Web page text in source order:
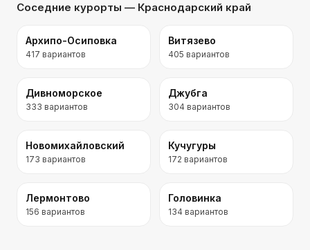
Соседние курорты — Краснодарский край
Архипо-Осиповка
417 вариантов
Витязево
405 вариантов
Дивноморское
333 вариантов
Джубга
304 вариантов
Новомихайловский
173 вариантов
Кучугуры
172 вариантов
Лермонтово
156 вариантов
Головинка
134 вариантов